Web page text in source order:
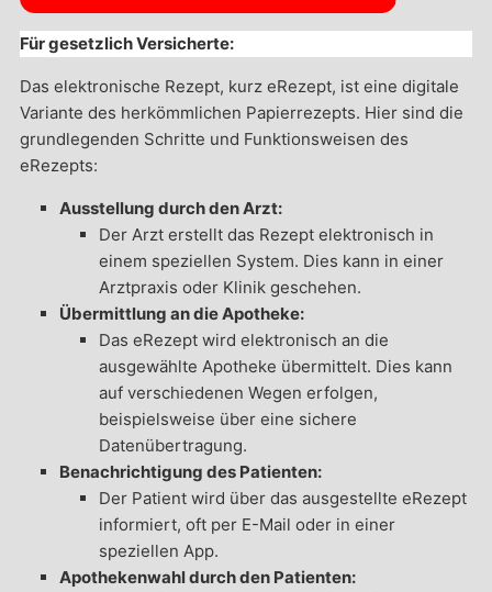
Für gesetzlich Versicherte:
Das elektronische Rezept, kurz eRezept, ist eine digitale
Variante des herkömmlichen Papierrezepts. Hier sind die
grundlegenden Schritte und Funktionsweisen des
eRezepts:
Ausstellung durch den Arzt:
Der Arzt erstellt das Rezept elektronisch in
einem speziellen System. Dies kann in einer
Arztpraxis oder Klinik geschehen.
Übermittlung an die Apotheke:
Das eRezept wird elektronisch an die
ausgewählte Apotheke übermittelt. Dies kann
auf verschiedenen Wegen erfolgen,
beispielsweise über eine sichere
Datenübertragung.
Benachrichtigung des Patienten:
Der Patient wird über das ausgestellte eRezept
informiert, oft per E-Mail oder in einer
speziellen App.
Apothekenwahl durch den Patienten: